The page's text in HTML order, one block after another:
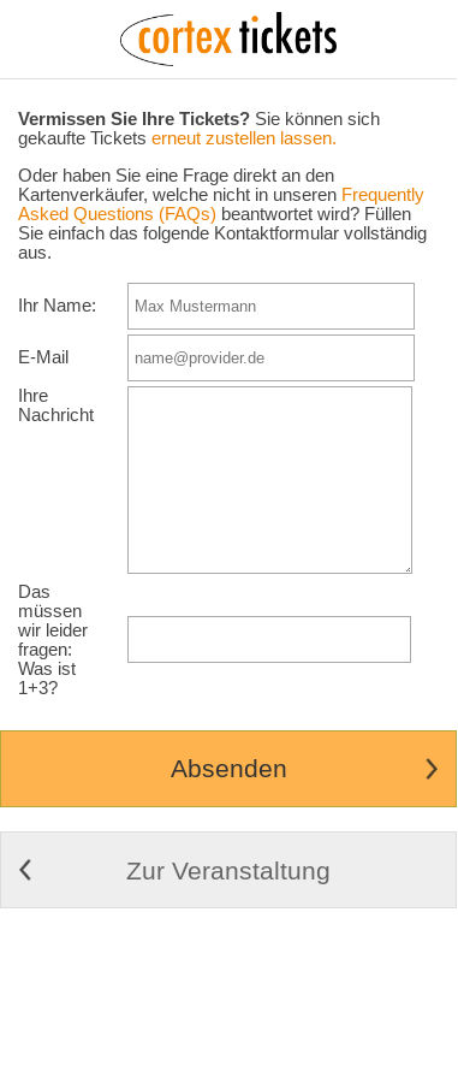
Vermissen Sie Ihre Tickets? Sie können sich
gekaufte Tickets erneut zustellen lassen.
Oder haben Sie eine Frage direkt an den
Kartenverkäufer, welche nicht in unseren Frequently
Asked Questions (FAQs) beantwortet wird? Füllen
Sie einfach das folgende Kontaktformular vollständig
aus.
Ihr Name:
E-Mail
Ihre
Nachricht
Das
müssen
wir leider
fragen:
Was ist
1+3?
Zur Veranstaltung